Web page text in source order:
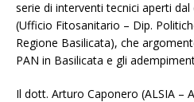
serie di interventi tecnici aperti
(Ufficio Fitosanitario – Dip.
Regione Basilicata), che
PAN in Basilicata e gli
Il dott. Arturo Caponero (ALSIA –